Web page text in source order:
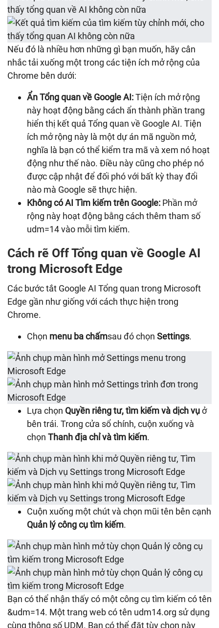
Nếu đó là nhiều hơn những gì bạn muốn, hãy cân
nhắc tải xuống một trong các tiện ích mở rộng của
Chrome bên dưới:
Ẩn Tổng quan về Google AI:Tiện ích mở rộng
này hoạt động bằng cách ẩn thành phần trang
hiển thị kết quả Tổng quan về Google AI. Tiện
ích mở rộng này là một dự án mã nguồn mở,
nghĩa là bạn có thể kiểm tra mã và xem nó hoạt
động như thế nào. Điều này cũng cho phép nó
được cập nhật để đối phó với bất kỳ thay đổi
nào mà Google sẽ thực hiện.
Không có AI Tìm kiếm trên Google: Phần mở
rộng này hoạt động bằng cách thêm tham số
udm=14 vào mỗi tìm kiếm.
Cách rẽ Off Tổng quan về Google AI
trong Microsoft Edge
Các bước tắt Google AI Tổng quan trong Microsoft
Edge gần như giống với cách thực hiện trong
Chrome.
Chọn menu ba chấmsau đó chọn Settings.
Lựa chọn Quyền riêng tư, tìm kiếm và dịch vụở
bên trái. Trong cửa sổ chính, cuộn xuống và
chọn Thanh địa chỉ và tìm kiếm.
Cuộn xuống một chút và chọn mũi tên bên cạnh
Quản lý công cụ tìm kiếm.
Bạn có thể nhận thấy có một công cụ tìm kiếm có tên
&udm=14. Một trang web có tên udm14.org sử dụng
cùng thông số UDM. Bạn có thể đặt tùy chọn này